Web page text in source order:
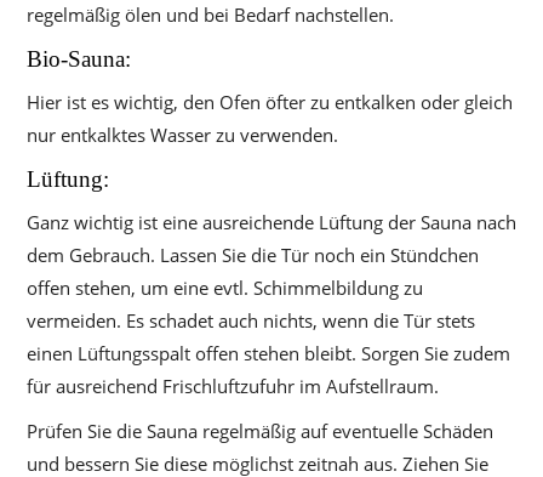
regelmäßig ölen und bei Bedarf nachstellen.
Bio-Sauna:
Hier ist es wichtig, den Ofen öfter zu entkalken oder gleich
nur entkalktes Wasser zu verwenden.
Lüftung:
Ganz wichtig ist eine ausreichende Lüftung der Sauna nach
dem Gebrauch. Lassen Sie die Tür noch ein Stündchen
offen stehen, um eine evtl. Schimmelbildung zu
vermeiden. Es schadet auch nichts, wenn die Tür stets
einen Lüftungsspalt offen stehen bleibt. Sorgen Sie zudem
für ausreichend Frischluftzufuhr im Aufstellraum.
Prüfen Sie die Sauna regelmäßig auf eventuelle Schäden
und bessern Sie diese möglichst zeitnah aus. Ziehen Sie